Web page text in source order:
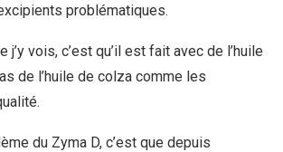
problématiques.
j’y vois, c’est qu’il est fait avec de l’huile
de l’huile de colza comme les
du Zyma D, c’est que depuis